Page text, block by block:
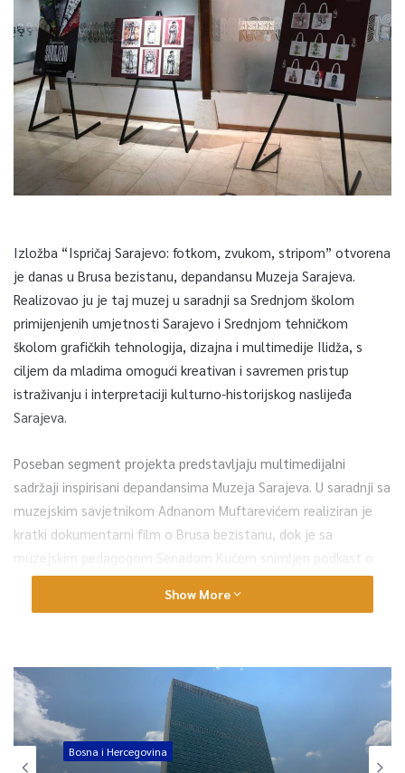
Izložba “Ispričaj Sarajevo: fotkom, zvukom, stripom” otvorena
je danas u Brusa bezistanu, depandansu Muzeja Sarajeva.
Realizovao ju je taj muzej u saradnji sa Srednjom školom
primijenjenih umjetnosti Sarajevo i Srednjom tehničkom
školom grafičkih tehnologija, dizajna i multimedije Ilidža, s
ciljem da mladima omogući kreativan i savremen pristup
istraživanju i interpretaciji kulturno-historijskog naslijeđa
Sarajeva.
Poseban segment projekta predstavljaju multimedijalni
sadržaji inspirisani depandansima Muzeja Sarajeva. U saradnji sa
muzejskim savjetnikom Adnanom Muftarevićem realiziran je
kratki dokumentarni film o Brusa bezistanu, dok je sa
muzejskim pedagogom Senadom Kučem snimljen podkast o
Despića kući, kroz koji su predstavljene zanimljivosti i priče
vezane za ovaj jedinstveni prostor porodične i gradske
Autorice, koordinatorice i moderatorice projekta su Selma
Oruč i Dženana Kurtović.
Selma Oruč je kazala da su kroz mjesece istraživanja, obilaska
muzejskih depandansa, razgovora i kreativnog rada te timske
Show More
Bosna i Hercegovina